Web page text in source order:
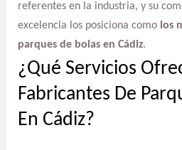
referentes en la industria, y su
excelencia los posiciona como los
parques de bolas en Cádiz.
¿Qué Servicios
Fabricantes De
En Cádiz?